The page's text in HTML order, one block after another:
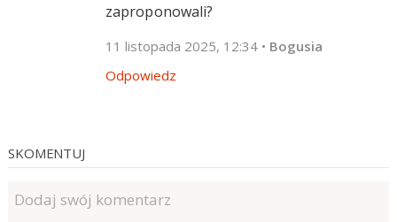
zaproponowali?
11 listopada 2025, 12:34 • Bogusia
Odpowiedz
SKOMENTUJ